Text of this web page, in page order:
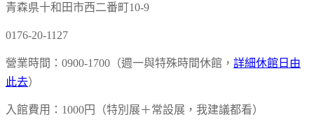
青森県十和田市西二番町10-9
0176-20-1127
營業時間：0900-1700（週一與特殊時間休館， 詳細休館日由
此去）
入館費用：1000円（特別展＋常設展，我建議都看）